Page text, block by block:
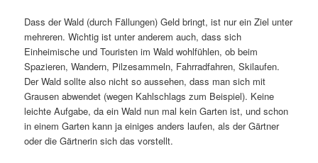
Dass der Wald (durch Fällungen) Geld bringt, ist nur ein Ziel unter
mehreren. Wichtig ist unter anderem auch, dass sich
Einheimische und Touristen im Wald wohl­fühlen, ob beim
Spazieren, Wandern, Pilzesammeln, Fahrradfahren, Skilaufen.
Der Wald sollte also nicht so aussehen, dass man sich mit
Grausen abwendet (wegen Kahlschlags zum Beispiel). Keine
leichte Aufgabe, da ein Wald nun mal kein Garten ist, und schon
in einem Garten kann ja einiges anders laufen, als der Gärtner
oder die Gärtnerin sich das vorstellt.